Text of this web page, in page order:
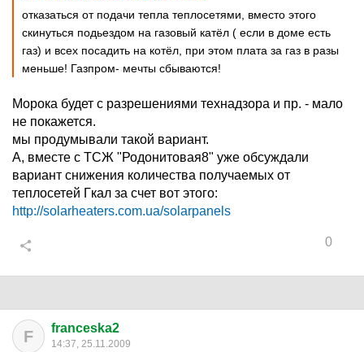
отказаться от подачи тепла теплосетями, вместо этого
скинуться подьездом на газовый катёл ( если в доме есть
газ) и всех посадить на котёл, при этом плата за газ в разы
меньше! Газпром- мечты сбываются!
Морока будет с разрешениями технадзора и пр. - мало
не покажется.
мы продумывали такой вариант.
А, вместе с ТСЖ "Родонитовая8" уже обсуждали
вариант снижения количества получаемых от
теплосетей Гкал за счет вот этого:
http://solarheaters.com.ua/solarpanels
0
F franceska2
14:37, 25.11.2009